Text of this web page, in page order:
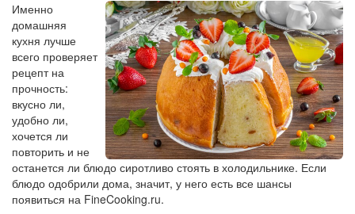
Именно
домашняя
кухня лучше
всего проверяет
рецепт на
прочность:
вкусно ли,
удобно ли,
хочется ли
повторить и не
останется ли блюдо сиротливо стоять в холодильнике. Если
блюдо одобрили дома, значит, у него есть все шансы
появиться на FineCooking.ru.